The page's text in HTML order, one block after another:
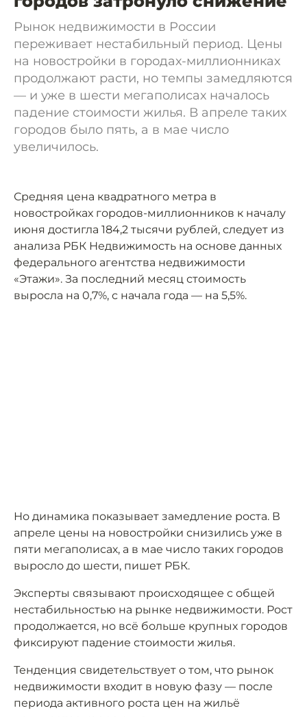
Рынок недвижимости в России
переживает нестабильный период. Цены
на новостройки в городах-миллионниках
продолжают расти, но темпы замедляются
— и уже в шести мегаполисах началось
падение стоимости жилья. В апреле таких
городов было пять, а в мае число
увеличилось.
Средняя цена квадратного метра в
новостройках городов-миллионников к началу
июня достигла 184,2 тысячи рублей, следует из
анализа РБК Недвижимость на основе данных
федерального агентства недвижимости
«Этажи». За последний месяц стоимость
выросла на 0,7%, с начала года — на 5,5%.
Но динамика показывает замедление роста. В
апреле цены на новостройки снизились уже в
пяти мегаполисах, а в мае число таких городов
выросло до шести, пишет РБК.
Эксперты связывают происходящее с общей
нестабильностью на рынке недвижимости. Рост
продолжается, но всё больше крупных городов
фиксируют падение стоимости жилья.
Тенденция свидетельствует о том, что рынок
недвижимости входит в новую фазу — после
периода активного роста цен на жильё